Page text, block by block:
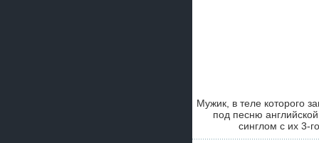
Мужик, в теле которого
под песню
синглом с их 3-